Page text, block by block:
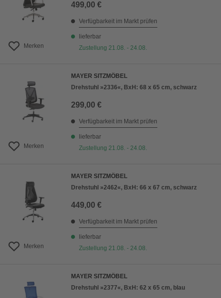
Merken
499,00 €
Verfügbarkeit im Markt prüfen
lieferbar
Zustellung 21.08. - 24.08.
Merken
MAYER SITZMÖBEL
Drehstuhl »2336«, BxH: 68 x 65 cm, schwarz
299,00 €
Verfügbarkeit im Markt prüfen
lieferbar
Zustellung 21.08. - 24.08.
Merken
MAYER SITZMÖBEL
Drehstuhl »2462«, BxH: 66 x 67 cm, schwarz
449,00 €
Verfügbarkeit im Markt prüfen
lieferbar
Zustellung 21.08. - 24.08.
MAYER SITZMÖBEL
Drehstuhl »2377«, BxH: 62 x 65 cm, blau